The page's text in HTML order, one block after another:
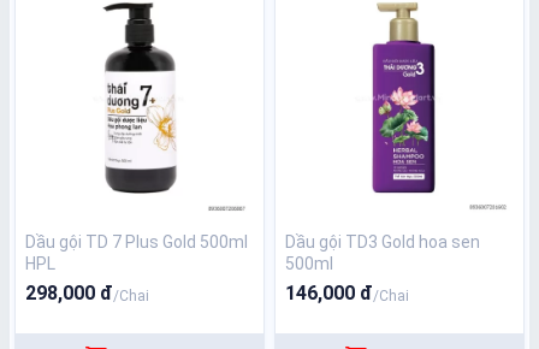
Dầu gội TD 7 Plus Gold 500ml
HPL
298,000 đ/Chai
Dầu gội TD3 Gold hoa sen
500ml
146,000 đ/Chai